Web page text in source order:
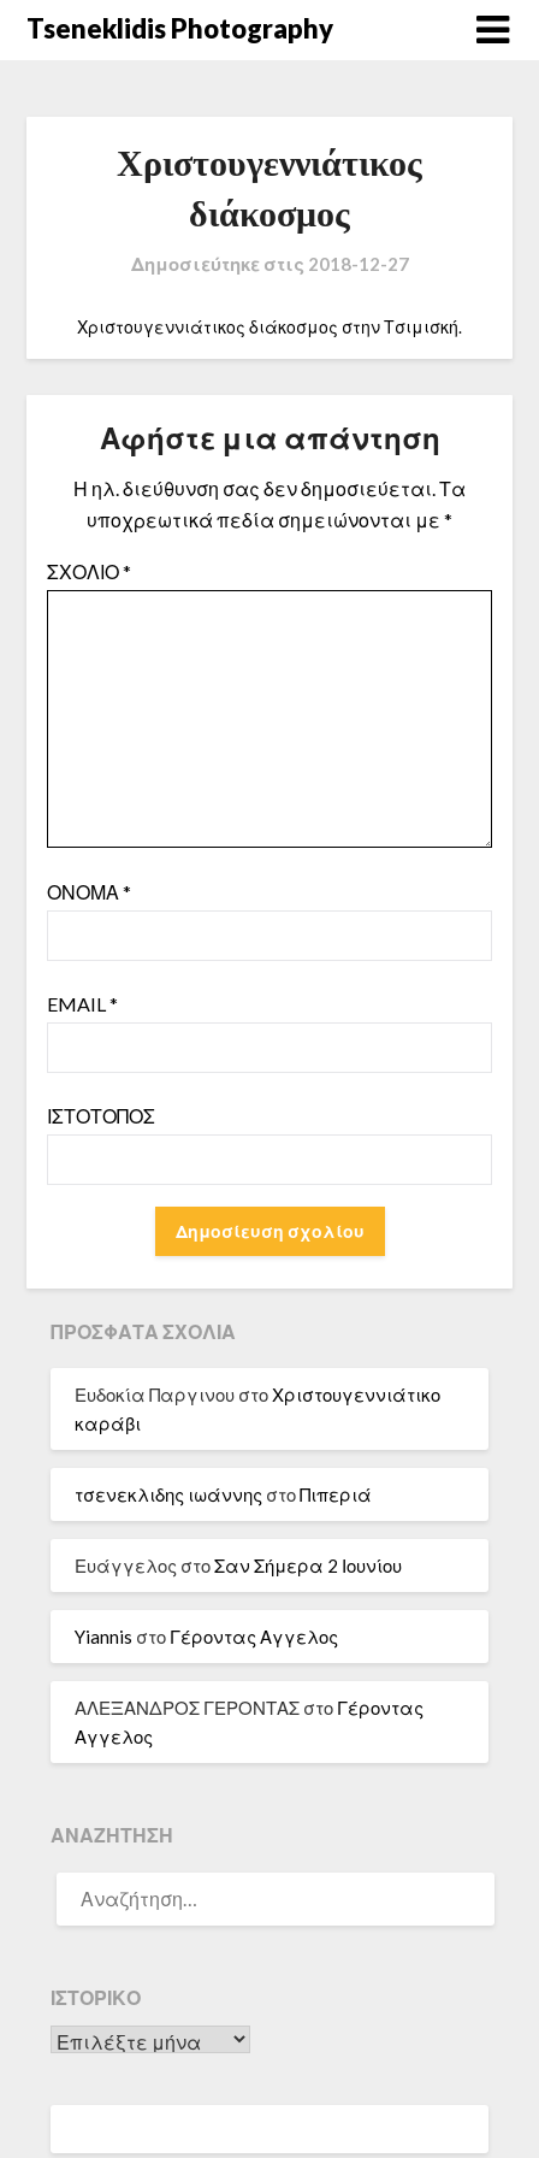
Μετάβαση
Tseneklidis Photography
Χριστουγεννιάτικος
διάκοσμος
Δημοσιεύτηκε στις 2018-12-27
Χριστουγεννιάτικος διάκοσμος στην Τσιμισκή.
Αφήστε μια απάντηση
Η ηλ. διεύθυνση σας δεν δημοσιεύεται.Τα
υποχρεωτικά πεδία σημειώνονται με *
ΣΧΌΛΙΟ*
ΌΝΟΜΑ *
EMAIL*
ΙΣΤΌΤΟΠΟΣ
ΠΡΌΣΦΑΤΑ ΣΧΌΛΙΑ
Ευδοκία Παργινου στοΧριστουγεννιάτικο
καράβι
τσενεκλιδης ιωάννης στοΠιπεριά
Ευάγγελος στοΣαν Σήμερα 2 Ιουνίου
Yiannis στο Γέροντας Αγγελος
ΑΛΕΞΑΝΔΡΟΣ ΓΕΡΟΝΤΑΣ στο Γέροντας
Αγγελος
ΑΝΑΖΉΤΗΣΗ
ΓΙΑ:
ΙΣΤΟΡΙΚΌ
Ιστορικό